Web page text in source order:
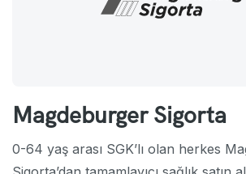
Magdeburger Sigorta
0-64 yaş arası SGK’lı olan herkes